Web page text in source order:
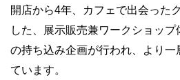
開店から4年、カフェで出会った
した、展示販売兼ワークショッ
の持ち込み企画が行われ、より一
ています。